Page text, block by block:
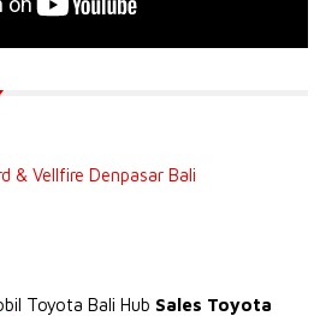
& Vellfire Denpasar Bali
Toyota Bali Hub Sales Toyota